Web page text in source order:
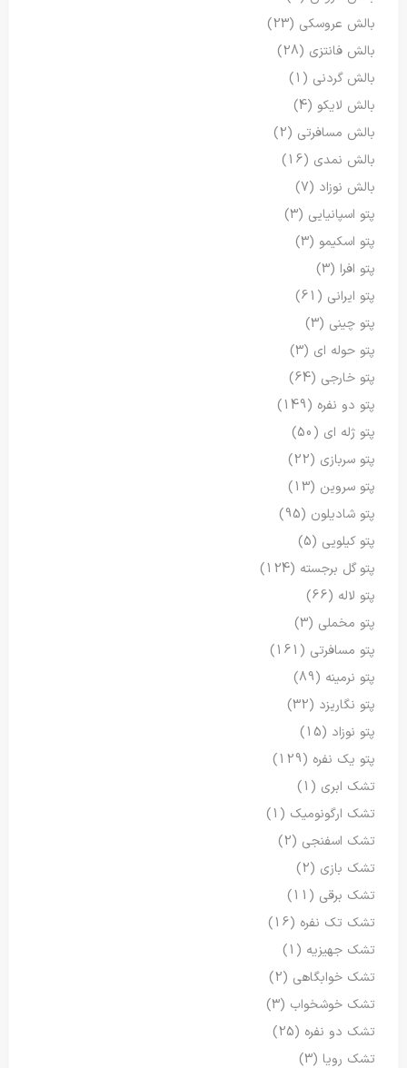
بالش عروسکی (23)
بالش فانتزی (28)
بالش گردنی (1)
بالش لایکو (4)
بالش مسافرتی (2)
بالش نمدی (16)
بالش نوزاد (7)
پتو اسپانیایی (3)
پتو اسکیمو (3)
پتو افرا (3)
پتو ایرانی (61)
پتو چینی (3)
پتو حوله ای (3)
پتو خارجی (64)
پتو دو نفره (149)
پتو ژله ای (50)
پتو سربازی (22)
پتو سروین (13)
پتو شادیلون (95)
پتو کیلویی (5)
پتو گل برجسته (124)
پتو لاله (66)
پتو مخملی (3)
پتو مسافرتی (161)
پتو نرمینه (89)
پتو نگاریزد (32)
پتو نوزاد (15)
پتو یک نفره (129)
تشک ابری (1)
تشک ارگونومیک (1)
تشک اسفنجی (2)
تشک بازی (2)
تشک برقی (11)
تشک تک نفره (16)
تشک جهیزیه (1)
تشک خوابگاهی (2)
تشک خوشخواب (3)
تشک دو نفره (25)
تشک رویا (3)